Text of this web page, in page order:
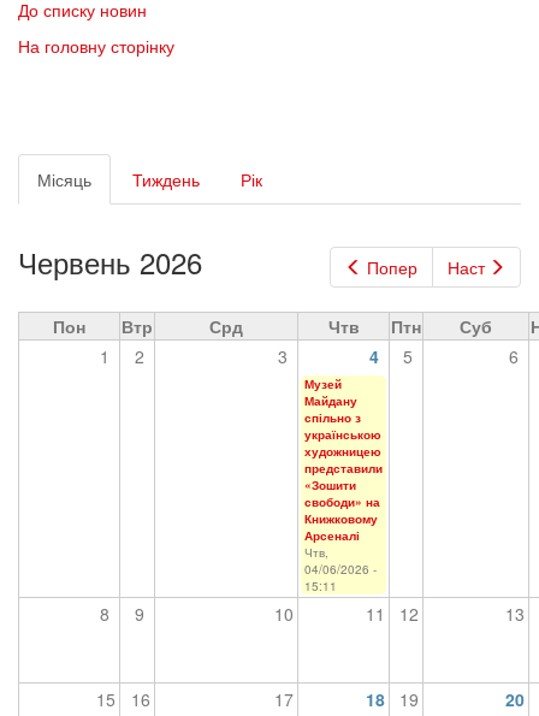
До списку новин
На головну сторінку
Первинні
вкладки
Місяць (активна
вкладка)
Тиждень Рік
Попер Наст
Червень 2026
Пон Втр Срд Чтв Птн Суб
1
2 3 4 5 6
Музей
Майдану
спільно з
українською
художницею
представили
«Зошити
свободи» на
Книжковому
Арсеналі
Чтв,
04/06/2026 -
15:11
8 9 10 11 12 13
15 16 17 18 19 20